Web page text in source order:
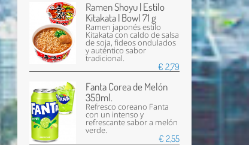
Ramen Shoyu | Estilo
Kitakata | Bowl 71 g
Ramen japonés estilo
Kitakata con caldo de salsa
de soja, fideos ondulados
y auténtico sabor
tradicional.
€ 2,79
Fanta Corea de Melón
350ml.
Refresco coreano Fanta
con un intenso y
refrescante sabor a melón
verde.
€ 2,55